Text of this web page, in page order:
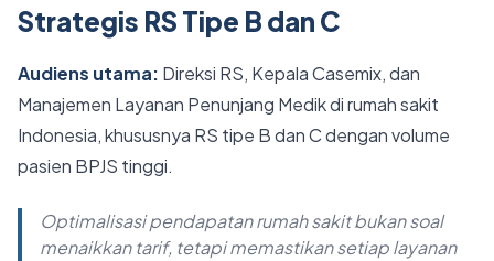
Strategis RS Tipe B dan C
Audiens utama: Direksi RS, Kepala Casemix, dan
Manajemen Layanan Penunjang Medik di rumah sakit
Indonesia, khususnya RS tipe B dan C dengan volume
pasien BPJS tinggi.
Optimalisasi pendapatan rumah sakit bukan soal
menaikkan tarif, tetapi memastikan setiap layanan